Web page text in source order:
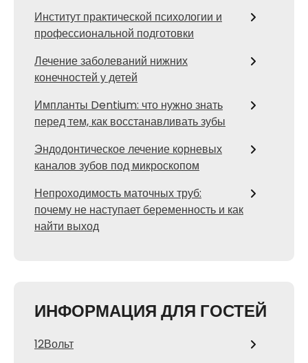
Институт практической психологии и
профессиональной подготовки
Лечение заболеваний нижних
конечностей у детей
Импланты Dentium: что нужно знать
перед тем, как восстанавливать зубы
Эндодонтическое лечение корневых
каналов зубов под микроскопом
Непроходимость маточных труб:
почему не наступает беременность и как
найти выход
ИНФОРМАЦИЯ ДЛЯ ГОСТЕЙ
12Вольт